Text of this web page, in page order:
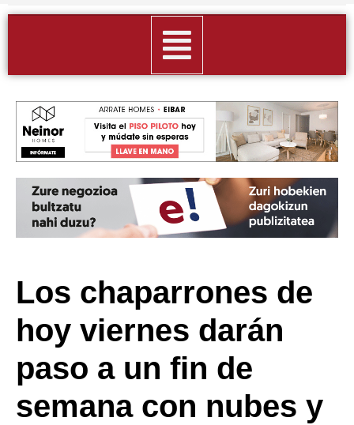
Los chaparrones de
hoy viernes darán
paso a un fin de
semana con nubes y